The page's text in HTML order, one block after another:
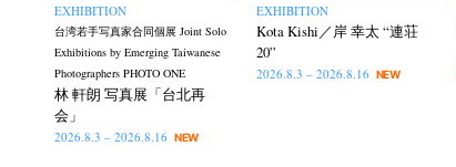
EXHIBITION
台湾若手写真家合同個展 Joint Solo
Exhibitions by Emerging Taiwanese
Photographers PHOTO ONE
林 軒朗 写真展「台北再
会」
2026.8.3 – 2026.8.16 NEW
EXHIBITION
Kota Kishi／岸 幸太 “連荘
20”
2026.8.3 – 2026.8.16 NEW